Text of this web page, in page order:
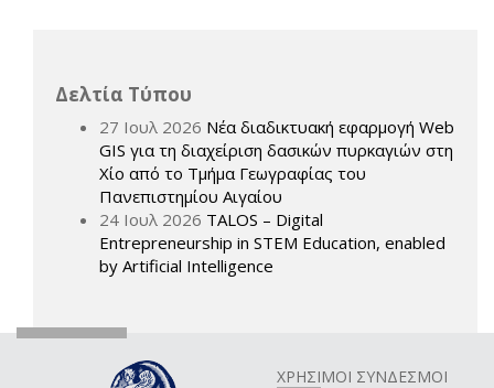
Δελτία Τύπου
27 Ιουλ 2026 Νέα διαδικτυακή εφαρμογή Web
GIS για τη διαχείριση δασικών πυρκαγιών στη
Χίο από το Τμήμα Γεωγραφίας του
Πανεπιστημίου Αιγαίου
24 Ιουλ 2026 TALOS – Digital
Entrepreneurship in STEM Education, enabled
by Artificial Intelligence
ΧΡΗΣΙΜΟΙ ΣΥΝΔΕΣΜΟΙ